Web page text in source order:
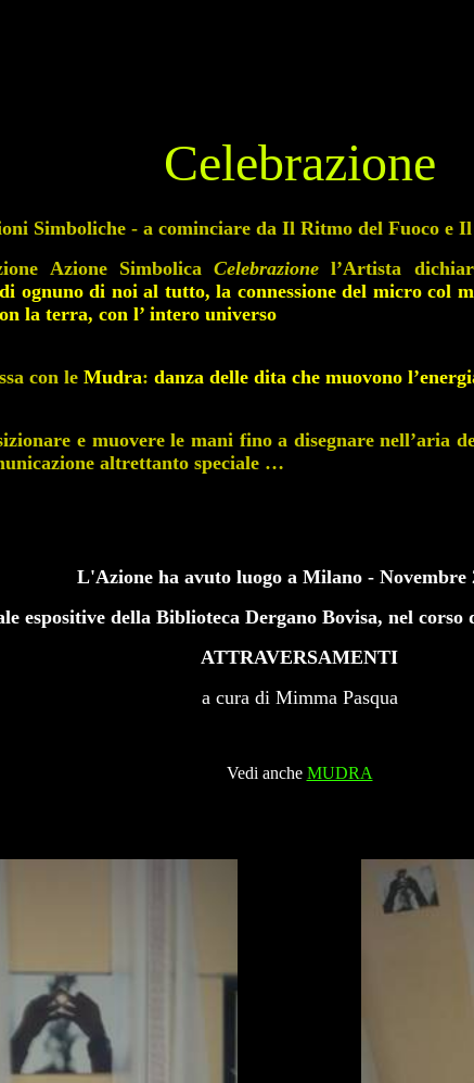
Celebrazione
Simboliche - a cominciare da Il Ritmo del Fuoco e
Azione SimbolicaCelebrazione l’Artista
ognuno di noi al tutto, la connessione del micro col
la terra, con l’ intero universo
con le Mudra: danza delle dita che muovono
e muovere le mani fino a disegnare nell’aria
altrettanto speciale …
L'Azione ha avuto luogo a Milano - Novembre
espositive della Biblioteca Dergano Bovisa, nel
ATTRAVERSAMENTI
a cura di Mimma Pasqua
Vedi anche MUDRA